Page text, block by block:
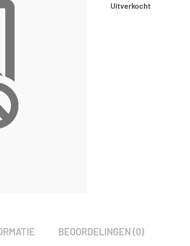
Uitverkocht
BEOORDELINGEN (0)